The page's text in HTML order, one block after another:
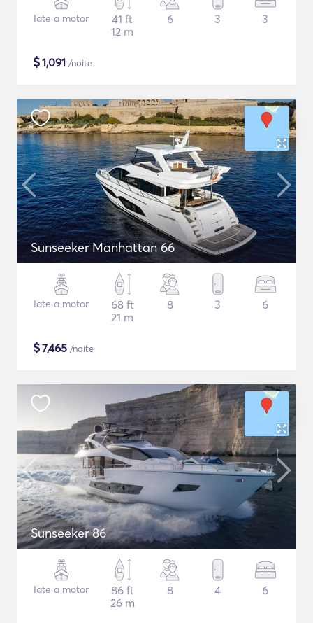
Iate a motor
41 ft
12 m
6 3 3
$1,091 /noite
Sunseeker Manhattan 66
Iate a motor
68 ft
21 m
8 3 6
$7,465 /noite
Sunseeker 86
Iate a motor
86 ft
26 m
8 4 6